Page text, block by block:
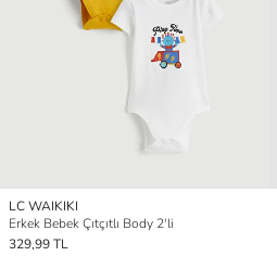
LC WAIKIKI
Erkek Bebek Çıtçıtlı Body 2'li
329,99 TL